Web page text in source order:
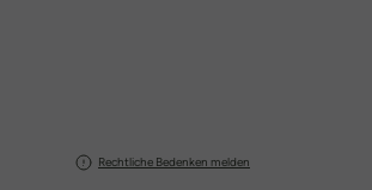
Rechtliche Bedenken melden